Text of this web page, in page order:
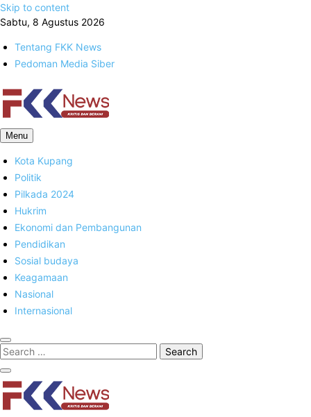
Skip to content
Sabtu, 8 Agustus 2026
Tentang FKK News
Pedoman Media Siber
FKK News
Menu
Kota Kupang
Politik
Pilkada 2024
Hukrim
Ekonomi dan Pembangunan
Pendidikan
Sosial budaya
Keagamaan
Nasional
Internasional